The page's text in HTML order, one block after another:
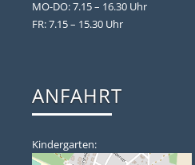
MO-DO: 7.15 – 16.30 Uhr
FR: 7.15 – 15.30 Uhr
ANFAHRT
Kindergarten: